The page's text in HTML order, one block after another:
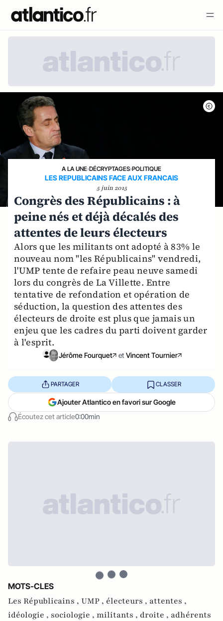
A LA UNE›DÉCRYPTAGES›POLITIQUE
LES REPUBLICAINS FACE AUX FRANCAIS
5 juin 2015
Congrès des Républicains : à
peine nés et déjà décalés des
attentes de leurs électeurs
Alors que les militants ont adopté à 83% le
nouveau nom "les Républicains" vendredi,
l'UMP tente de refaire peau neuve samedi
lors du congrès de La Villette. Entre
tentative de refondation et opération de
séduction, la question des attentes des
électeurs de droite est plus que jamais un
enjeu que les cadres du parti doivent garder
à l'esprit.
Jérôme Fourquet et Vincent Tournier
Écoutez cet article0:00min
PARTAGER CLASSER
Ajouter Atlantico en favori sur Google
MOTS-CLES
Les Républicains , UMP , électeurs , attentes ,
idéologie , sociologie , militants , droite , adhérents